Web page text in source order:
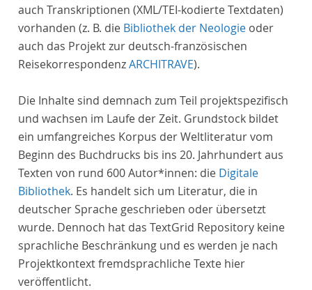
auch Transkriptionen (XML/TEI-kodierte Textdaten)
vorhanden (z. B. die Bibliothek der Neologie oder
auch das Projekt zur deutsch-französischen
ReisekorrespondenzARCHITRAVE).
Die Inhalte sind demnach zum Teil projektspezifisch
und wachsen im Laufe der Zeit. Grundstock bildet
ein umfangreiches Korpus der Weltliteratur vom
Beginn des Buchdrucks bis ins 20. Jahrhundert aus
Texten von rund 600 Autor*innen: die Digitale
Bibliothek. Es handelt sich um Literatur, die in
deutscher Sprache geschrieben oder übersetzt
wurde. Dennoch hat das TextGrid Repository keine
sprachliche Beschränkung und es werden je nach
Projektkontext fremdsprachliche Texte hier
veröffentlicht.